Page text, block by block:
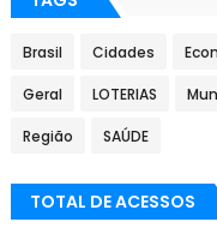
Brasil Cidades
Geral LOTERIAS
Região SAÚDE
TOTAL DE ACESSOS